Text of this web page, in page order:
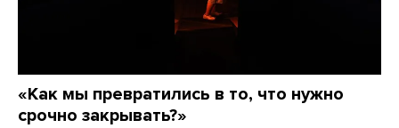
«Как мы превратились в то, что нужно
срочно закрывать?»